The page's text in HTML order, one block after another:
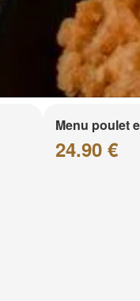
Menu poulet
24.90 €